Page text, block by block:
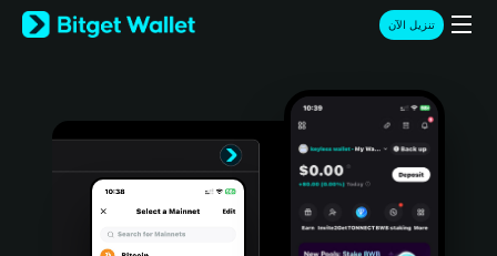
English
日本語
Türkçe
تنزيل الآن